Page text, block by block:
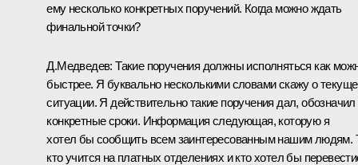
ему несколько конкретных поручений. Когда можно ждать
финальной точки?
Д.Медведев: Такие поручения должны исполняться как
быстрее. Я буквально несколькими словами скажу о
ситуации. Я действительно такие поручения дал, обозначил
конкретные сроки. Информация следующая, которую я
хотел бы сообщить всем заинтересованным нашим людям.
кто учится на платных отделениях и кто хотел бы